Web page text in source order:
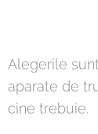
Alegerile
aparate de
cine trebuie.